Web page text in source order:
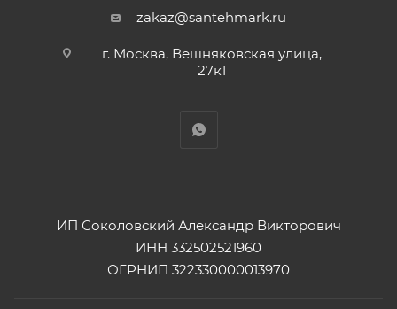
zakaz@santehmark.ru
г. Москва, Вешняковская улица,
27к1
ИП Соколовский Александр Викторович
ИНН 332502521960
ОГРНИП 322330000013970